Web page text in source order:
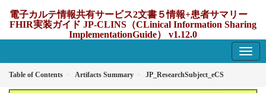
電子カルテ情報共有サービス2文書５情報+患者サマリー
FHIR実装ガイド JP-CLINS（CLinical Information Sharing
ImplementationGuide） v1.12.0
Table of Contents Artifacts Summary JP_ResearchSubject_eCS